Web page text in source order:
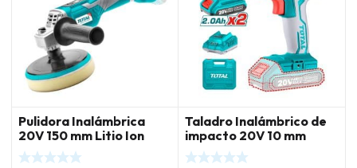
Pulidora Inalámbrica
20V 150 mm Litio Ion
Total
Taladro Inalámbrico de
impacto 20V 10 mm
45NM Litio Ion Total